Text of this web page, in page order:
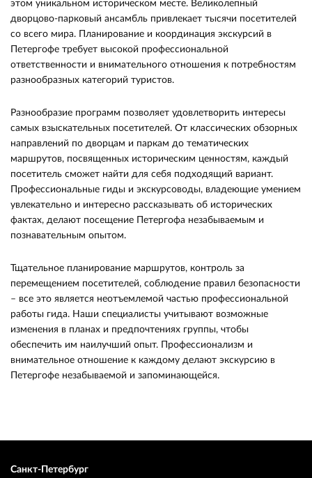
этом уникальном историческом месте. Великолепный
дворцово-парковый ансамбль привлекает тысячи посетителей
со всего мира. Планирование и координация экскурсий в
Петергофе требует высокой профессиональной
ответственности и внимательного отношения к потребностям
разнообразных категорий туристов.
Разнообразие программ позволяет удовлетворить интересы
самых взыскательных посетителей. От классических обзорных
направлений по дворцам и паркам до тематических
маршрутов, посвященных историческим ценностям, каждый
посетитель сможет найти для себя подходящий вариант.
Профессиональные гиды и экскурсоводы, владеющие умением
увлекательно и интересно рассказывать об исторических
фактах, делают посещение Петергофа незабываемым и
познавательным опытом.
Тщательное планирование маршрутов, контроль за
перемещением посетителей, соблюдение правил безопасности
– все это является неотъемлемой частью профессиональной
работы гида. Наши специалисты учитывают возможные
изменения в планах и предпочтениях группы, чтобы
обеспечить им наилучший опыт. Профессионализм и
внимательное отношение к каждому делают экскурсию в
Петергофе незабываемой и запоминающейся.
Санкт-Петербург